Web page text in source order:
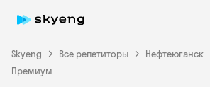
Skyeng Все репетиторы Нефтеюганск
Премиум